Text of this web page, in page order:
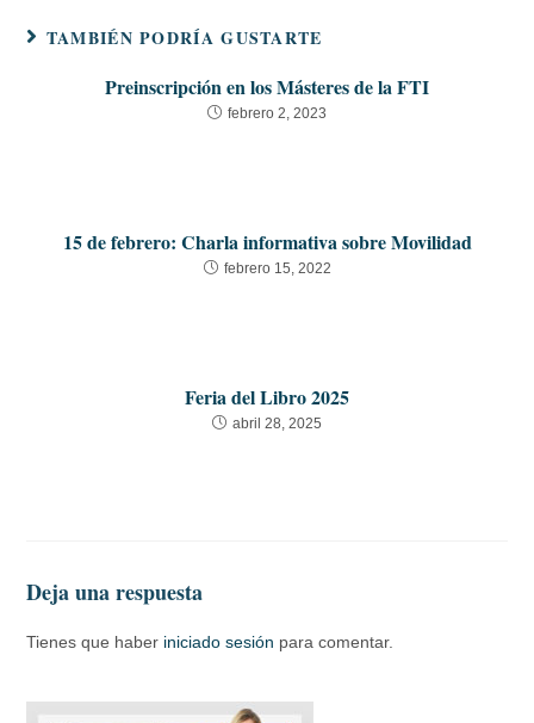
TAMBIÉN PODRÍA GUSTARTE
Preinscripción en los Másteres de la FTI
febrero 2, 2023
15 de febrero: Charla informativa sobre Movilidad
febrero 15, 2022
Feria del Libro 2025
abril 28, 2025
Deja una respuesta
Tienes que haber iniciado sesión para comentar.